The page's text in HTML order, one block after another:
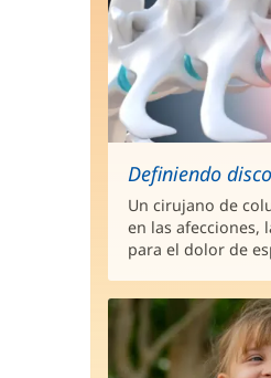
Definiendo
Un cirujano de
en las afecciones,
para el dolor de